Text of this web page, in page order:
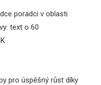
poradci v oblasti
text o 60
pro úspěšný růst díky